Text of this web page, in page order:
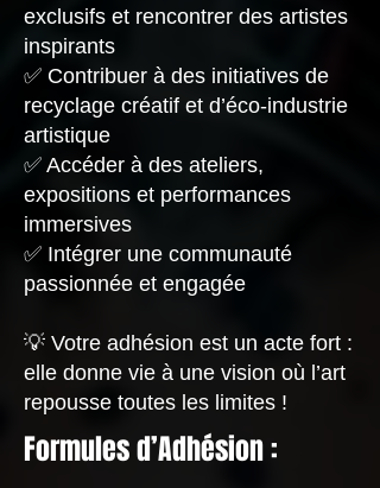
exclusifs et rencontrer des artistes
inspirants
✅ Contribuer à des initiatives de
recyclage créatif et d’éco-industrie
artistique
✅ Accéder à des ateliers,
expositions et performances
immersives
✅ Intégrer une communauté
passionnée et engagée
💡 Votre adhésion est un acte fort :
elle donne vie à une vision où l’art
repousse toutes les limites !
Formules d’Adhésion :